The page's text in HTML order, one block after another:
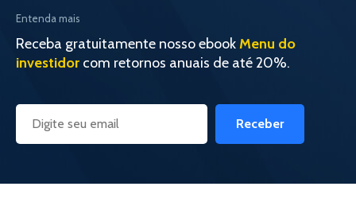
Entenda mais
Receba gratuitamente nosso ebookMenu do
investidor com retornos anuais de até 20%.
Receber